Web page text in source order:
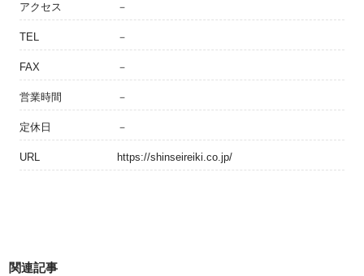
アクセス －
TEL －
FAX －
営業時間 －
定休日 －
URL https://shinseireiki.co.jp/
関連記事